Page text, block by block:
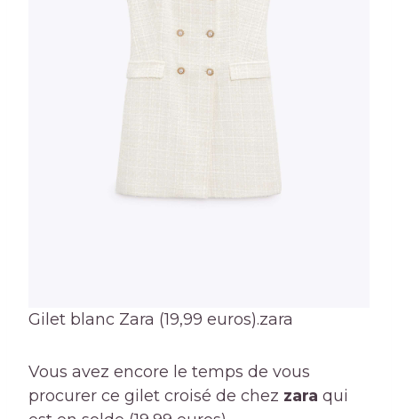
Gilet blanc Zara (19,99 euros).zara
Vous avez encore le temps de vous
procurer ce gilet croisé de chez zara qui